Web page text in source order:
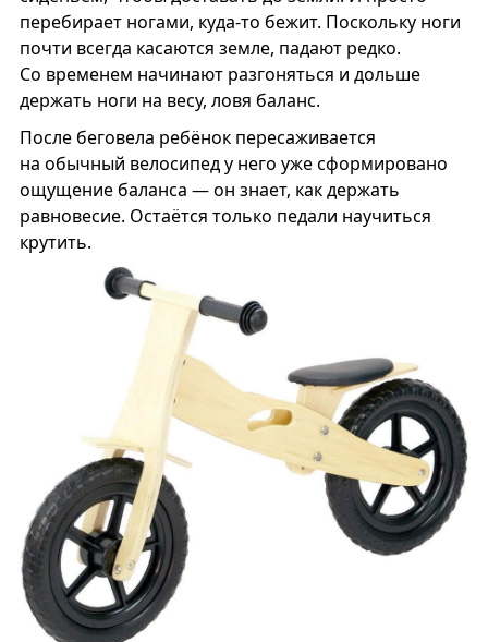
перебирает ногами, куда-то бежит. Поскольку ноги
почти всегда касаются земле, падают редко.
Со временем начинают разгоняться и дольше
держать ноги на весу, ловя баланс.
После беговела ребёнок пересаживается
на обычный велосипед у него уже сформировано
ощущение баланса — он знает, как держать
равновесие. Остаётся только педали научиться
крутить.